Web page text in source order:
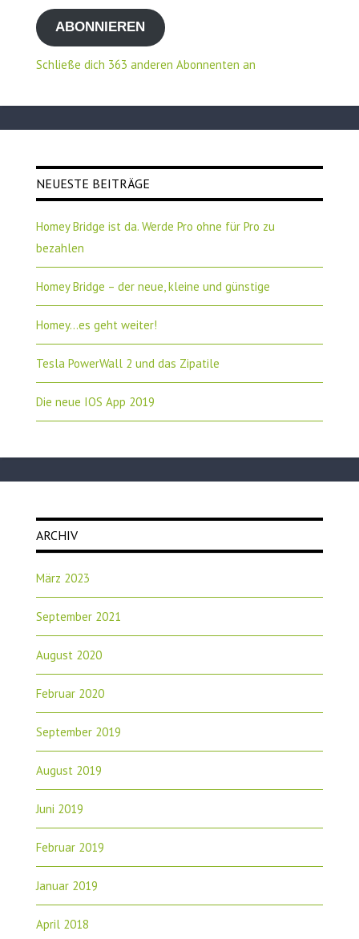
Mail-
AdresseABONNIEREN
Schließe dich 363 anderen Abonnenten an
NEUESTE BEITRÄGE
Homey Bridge ist da. Werde Pro ohne für Pro zu
bezahlen
Homey Bridge – der neue, kleine und günstige
Homey…es geht weiter!
Tesla PowerWall 2 und das Zipatile
Die neue IOS App 2019
ARCHIV
März 2023
September 2021
August 2020
Februar 2020
September 2019
August 2019
Juni 2019
Februar 2019
Januar 2019
April 2018